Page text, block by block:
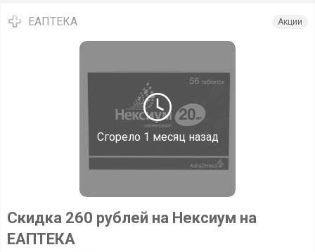
Сгорело 1 месяц назад
ЕАПТЕКА Акции
Скидка 260 рублей на Нексиум на
ЕАПТЕКА